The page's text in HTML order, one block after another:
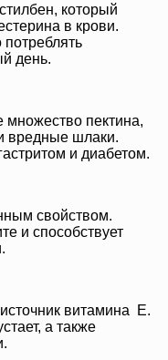
который
в крови.
день.
пектина,
вредные шлаки.
и диабетом.
свойством.
и способствует
витамина E.
а также